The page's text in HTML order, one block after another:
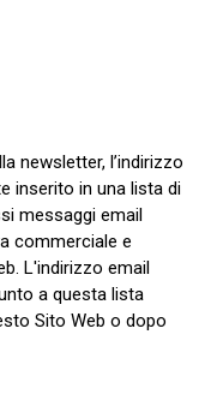
newsletter, l’indirizzo
inserito in una lista di
messaggi email
commerciale e
L'indirizzo email
a questa lista
Sito Web o dopo